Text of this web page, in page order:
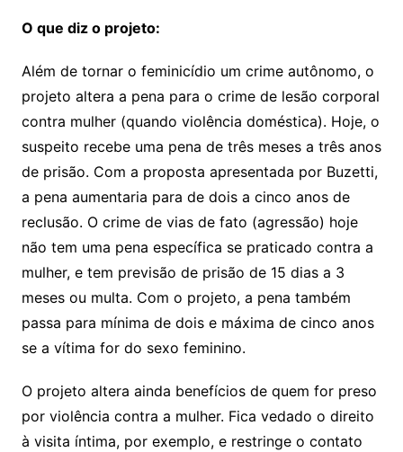
O que diz o projeto:
Além de tornar o feminicídio um crime autônomo, o
projeto altera a pena para o crime de lesão corporal
contra mulher (quando violência doméstica). Hoje, o
suspeito recebe uma pena de três meses a três anos
de prisão. Com a proposta apresentada por Buzetti,
a pena aumentaria para de dois a cinco anos de
reclusão. O crime de vias de fato (agressão) hoje
não tem uma pena específica se praticado contra a
mulher, e tem previsão de prisão de 15 dias a 3
meses ou multa. Com o projeto, a pena também
passa para mínima de dois e máxima de cinco anos
se a vítima for do sexo feminino.
O projeto altera ainda benefícios de quem for preso
por violência contra a mulher. Fica vedado o direito
à visita íntima, por exemplo, e restringe o contato